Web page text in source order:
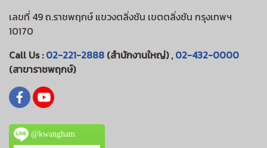
เลขที่ 49 ถ.ราชพฤกษ์ แขวงตลิ่งชัน เขตตลิ่งชัน กรุงเทพฯ
10170
Call Us :02-221-2888 (สำนักงานใหญ่) ,02-432-0000
(สาขาราชพฤกษ์)
@kwangham